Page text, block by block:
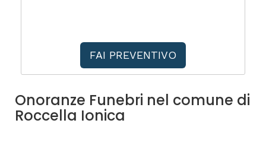
FAI PREVENTIVO
Onoranze Funebri nel comune di
Roccella Ionica